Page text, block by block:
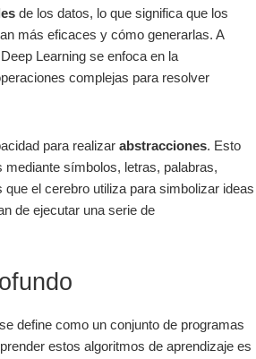
de los datos,‍ lo que significa que los ​
más eficaces y cómo ‌generarlas. A
Learning se⁣ enfoca en‍ la
complejas para resolver
para realizar abstracciones. Esto
símbolos, letras, palabras,
el cerebro utiliza para simbolizar ideas⁣
de ejecutar una serie de
define como un conjunto ‍de programas
estos algoritmos ⁣de‌ aprendizaje es